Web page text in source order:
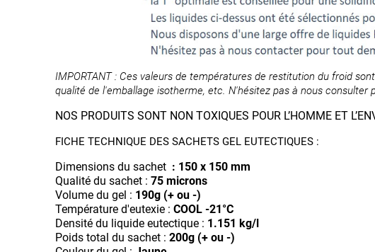
IMPORTANT : Ces valeurs de températures de restitution du froid
qualité de l'emballage isotherme, etc. N'hésitez pas à nous
NOS PRODUITS SONT NON TOXIQUES POUR L’HOMME ET
FICHE TECHNIQUE DES SACHETS GEL EUTECTIQUES :
Dimensions du sachet : 150 x 150 mm
Qualité du sachet : 75 microns
Volume du gel : 190g (+ ou -)
Température d'eutexie : COOL -21°C
Densité du liquide eutectique : 1.151 kg/l
Poids total du sachet : 200g (+ ou -)